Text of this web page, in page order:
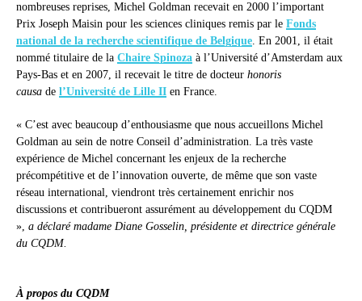
nombreuses reprises, Michel Goldman recevait en 2000 l’important
Prix Joseph Maisin pour les sciences cliniques remis par le Fonds
national de la recherche scientifique de Belgique. En 2001, il était
nommé titulaire de la Chaire Spinoza à l’Université d’Amsterdam aux
Pays-Bas et en 2007, il recevait le titre de docteur honoris
causa de l’Université de Lille II en France.
« C’est avec beaucoup d’enthousiasme que nous accueillons Michel
Goldman au sein de notre Conseil d’administration. La très vaste
expérience de Michel concernant les enjeux de la recherche
précompétitive et de l’innovation ouverte, de même que son vaste
réseau international, viendront très certainement enrichir nos
discussions et contribueront assurément au développement du CQDM
», a déclaré madame Diane Gosselin, présidente et directrice générale
du CQDM.
À propos du CQDM